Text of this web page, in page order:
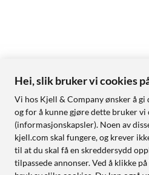
Hei, slik bruker vi cookies
Vi hos Kjell & Company ønsker å gi
og for å kunne gjøre dette bruker vi
(informasjonskapsler). Noen av
kjell.com skal fungere, og krever
til at du skal få en skreddersydd
tilpassede annonser. Ved å klikke